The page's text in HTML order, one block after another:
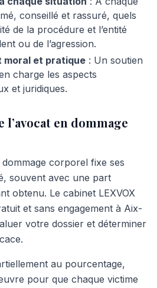
conseillé et rassuré, quels
de la procédure et l’entité
ou de l’agression.
moral et pratique : Un soutien
charge les aspects
et juridiques.
en dommage
corporel fixe ses
souvent avec une part
obtenu. Le cabinet LEXVOX
et sans engagement à Aix-
votre dossier et déterminer
au pourcentage,
pour que chaque victime